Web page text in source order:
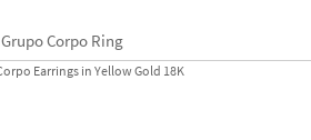
Grupo Corpo Ring